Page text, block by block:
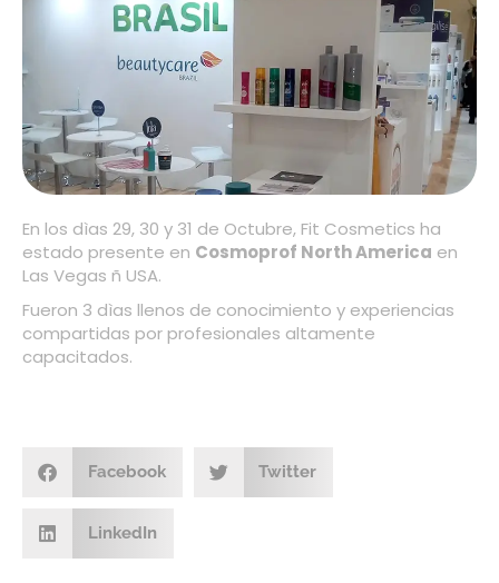
En los dìas 29, 30 y 31 de Octubre, Fit Cosmetics ha
estado presente en Cosmoprof North America en
Las Vegas ñ USA.
Fueron 3 dìas llenos de conocimiento y experiencias
compartidas por profesionales altamente
capacitados.
Facebook Twitter
LinkedIn